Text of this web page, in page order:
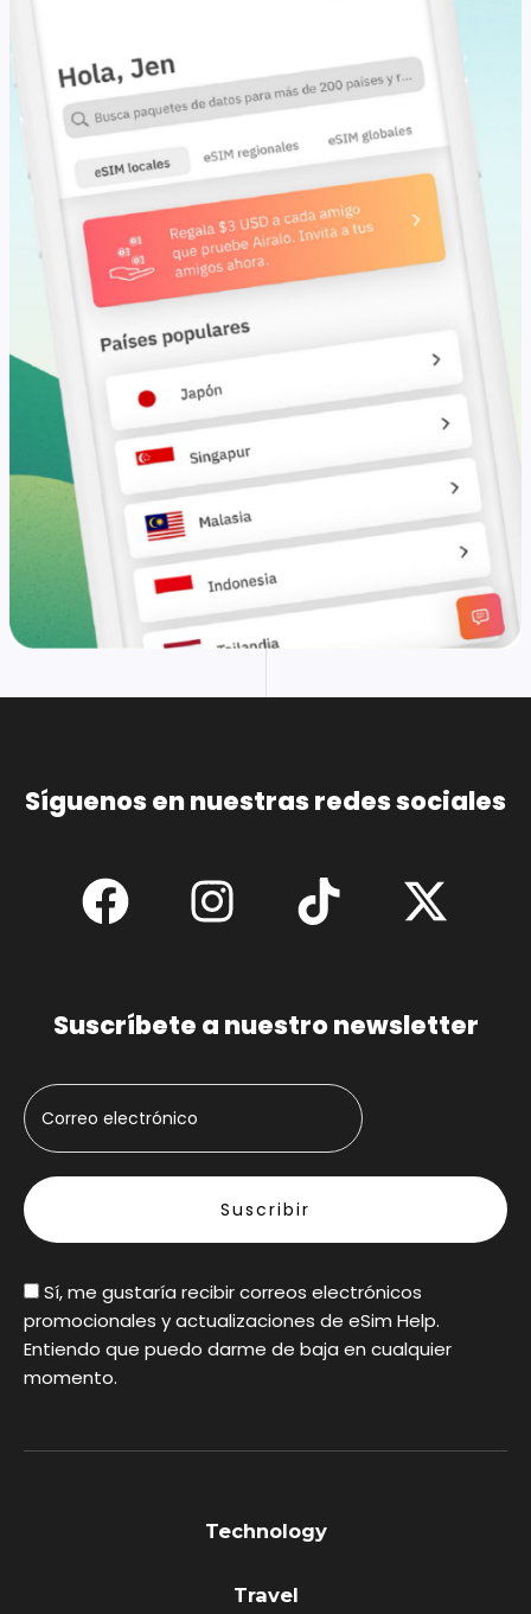
Síguenos en nuestras redes sociales
Suscríbete a nuestro newsletter
Sí, me gustaría recibir correos electrónicos
promocionales y actualizaciones de eSim Help.
Entiendo que puedo darme de baja en cualquier
momento.
Technology
Travel